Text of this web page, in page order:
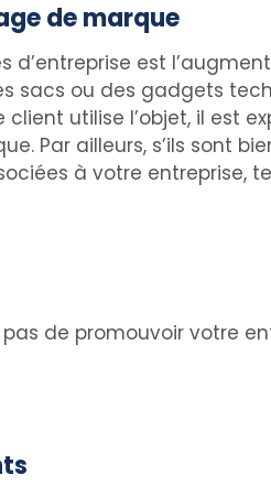
de marque
d’entreprise est
sacs ou des gadgets
utilise l’objet, il est
Par ailleurs, s’ils sont
à votre entreprise,
de promouvoir votre